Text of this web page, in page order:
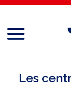
Menu
Réseau national
Les